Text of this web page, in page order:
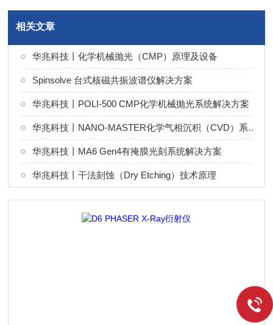
相关文章
华兆科技丨化学机械抛光（CMP）原理及设备
Spinsolve 台式核磁共振波谱仪解决方案
华兆科技丨POLI-500 CMP化学机械抛光系统解决方案
华兆科技丨NANO-MASTER化学气相沉积（CVD）系统解决方案
华兆科技丨MA6 Gen4有掩膜光刻系统解决方案
华兆科技丨干法刻蚀（Dry Etching）技术原理